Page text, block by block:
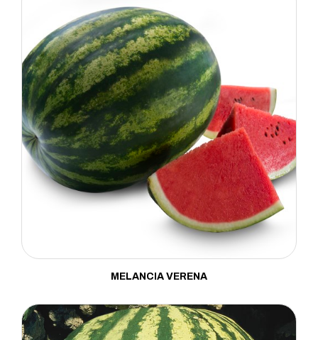
Maxixe
Melancia
Melão
Milho
Moranga
Mostarda
Quiabo
MELANCIA VERENA